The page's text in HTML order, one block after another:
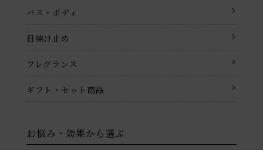
バス・ボディ
日焼け止め
フレグランス
ギフト・セット商品
お悩み・効果から選ぶ